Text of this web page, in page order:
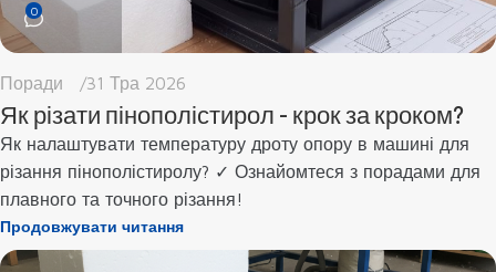
0
Поради 31 Тра 2026
Як різати пінополістирол - крок за кроком?
Як налаштувати температуру дроту опору в машині для
різання пінополістиролу? ✓ Ознайомтеся з порадами для
плавного та точного різання!
Продовжувати читання